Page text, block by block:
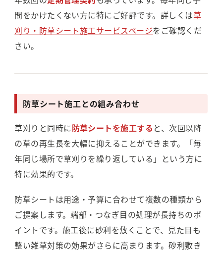
間をかけたくない方に特にご好評です。詳しくは草
刈り・防草シート施工サービスページをご確認くだ
さい。
防草シート施工との組み合わせ
草刈りと同時に防草シートを施工する と、次回以降
の草の再生長を大幅に抑えることができます。「毎
年同じ場所で草刈りを繰り返している」という方に
特に効果的です。
防草シートは用途・予算に合わせて複数の種類から
ご提案します。端部・つなぎ目の処理が長持ちのポ
イントです。施工後に砂利を敷くことで、見た目も
整い雑草対策の効果がさらに高まります。砂利敷き